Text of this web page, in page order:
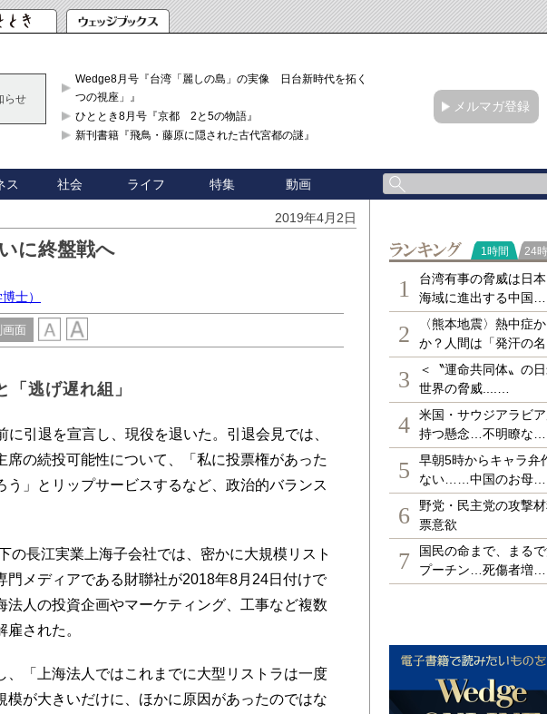
らせ
Wedge8月号『台湾「麗しの島」の実像 日台新時代を拓く「3
つの視座」』
ひととき8月号『京都 2と5の物語』
新刊書籍『飛鳥・藤原に隠された古代宮都の謎』
メルマガ登録
ス 社会 ライフ 特集 動画
2019年4月2日
に終盤戦へ
士）
画面
逃げ遅れ組」
引退を宣言し、現役を退いた。引退会見では、
の続投可能性について、「私に投票権があった
」とリップサービスするなど、政治的バランス
長江実業上海子会社では、密かに大規模リスト
門メディアである財聯社が2018年8月24日付けで
人の投資企画やマーケティング、工事など複数
された。
「上海法人ではこれまでに大型リストラは一度
模が大きいだけに、ほかに原因があったのではな
ラ
1時間 24
1
台湾有事の脅威は日
海域に進出する中国…
2
〈熊本地震〉熱中症
か？人間は「発汗の名
3
＜〝運命共同体〟の
世界の脅威....…
4
米国・サウジアラビ
持つ懸念…不明瞭な…
5
早朝5時からキャラ弁
ない……中国のお母…
6
野党・民主党の攻撃
票意欲
7
国民の命まで、まる
プーチン…死傷者増…